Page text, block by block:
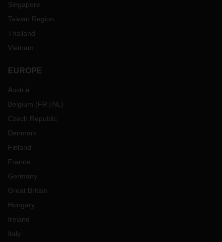
Singapore
Taiwan Region
Thailand
Vietnam
EUROPE
Austria
Belgium (FR NL )
Czech Republic
Denmark
Finland
France
Germany
Great Britain
Hungary
Ireland
Italy